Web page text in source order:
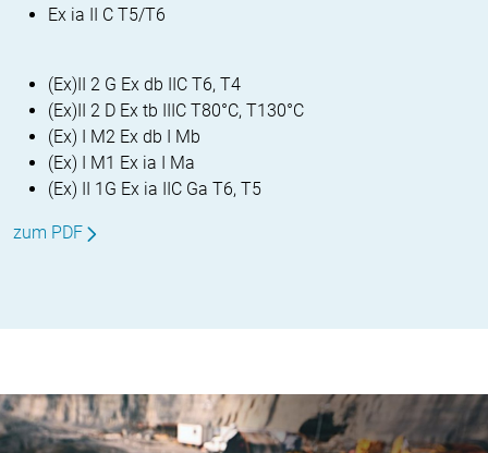
Ex ia II C T5/T6
(Ex)II 2 G Ex db IIC T6, T4
(Ex)II 2 D Ex tb IIIC T80°C, T130°C
(Ex) I M2 Ex db I Mb
(Ex) I M1 Ex ia I Ma
(Ex) II 1G Ex ia IIC Ga T6, T5
zum PDF